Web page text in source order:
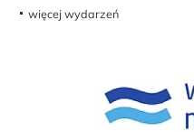
więcej wydarzeń